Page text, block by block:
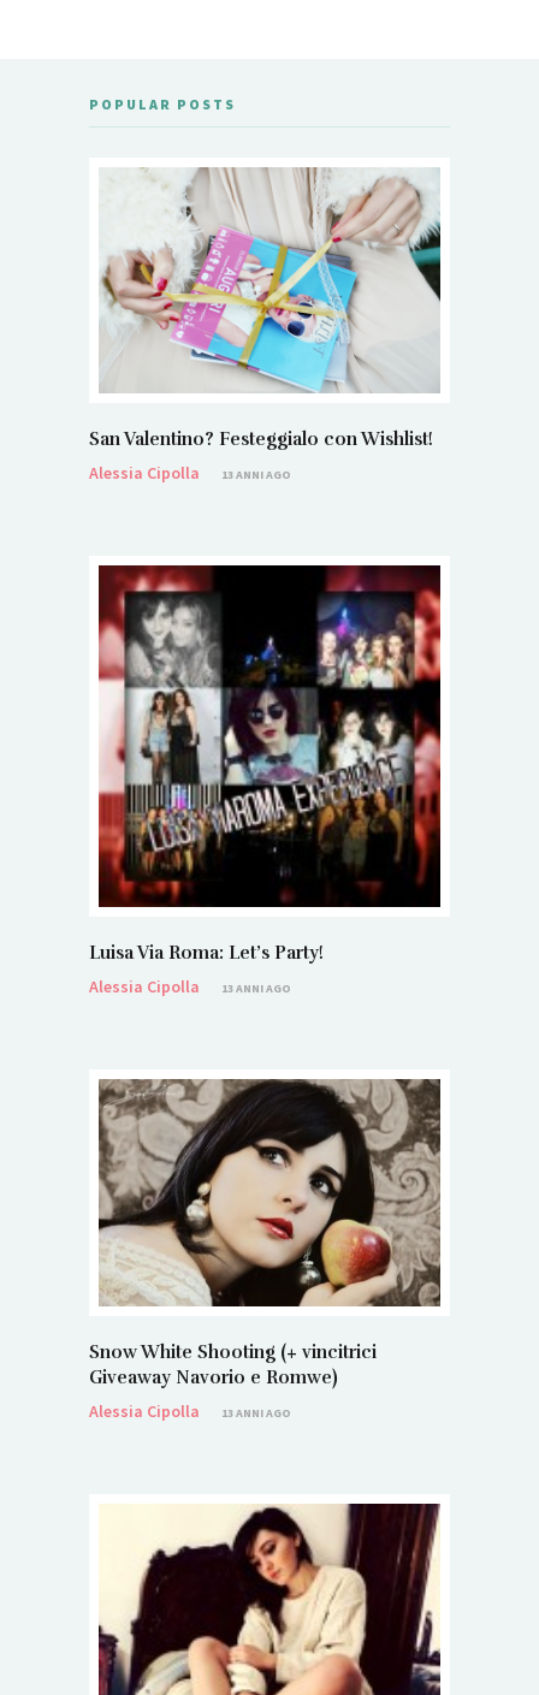
POPULAR POSTS
San Valentino? Festeggialo con Wishlist!
Alessia Cipolla
13 ANNI AGO
Luisa Via Roma: Let’s Party!
Alessia Cipolla
13 ANNI AGO
Snow White Shooting (+ vincitrici
Giveaway Navorio e Romwe)
Alessia Cipolla
13 ANNI AGO